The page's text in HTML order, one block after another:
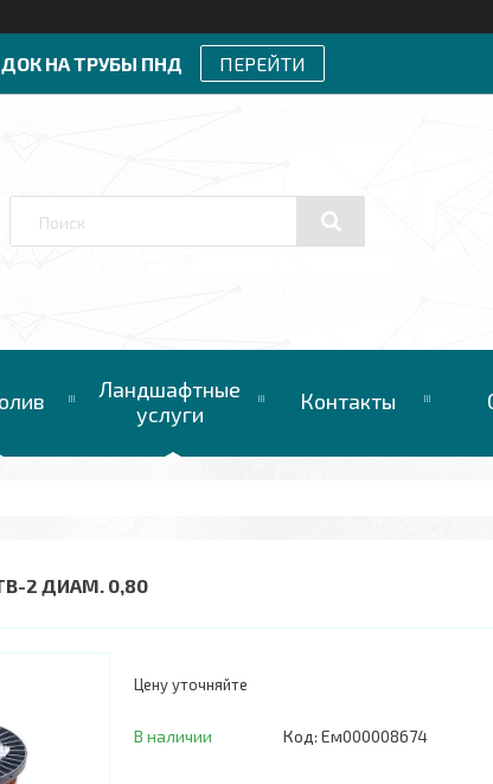
НА ТРУБЫ ПНД ПЕРЕЙТИ
Ландшафтные
услуги
Контакты
2 ДИАМ. 0,80
Цену уточняйте
В наличии Код: Ем000008674